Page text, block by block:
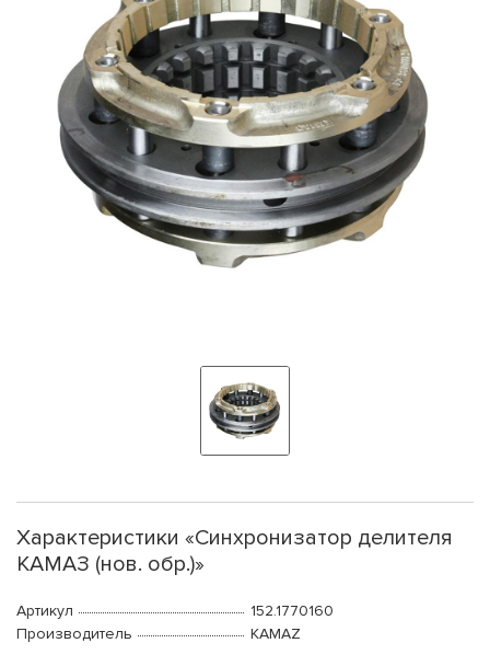
Характеристики «Синхронизатор делителя
КАМАЗ (нов. обр.)»
Артикул
152.1770160
Производитель
KAMAZ